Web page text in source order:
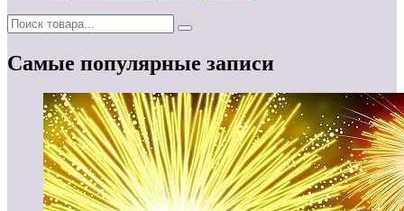
Самые популярные записи